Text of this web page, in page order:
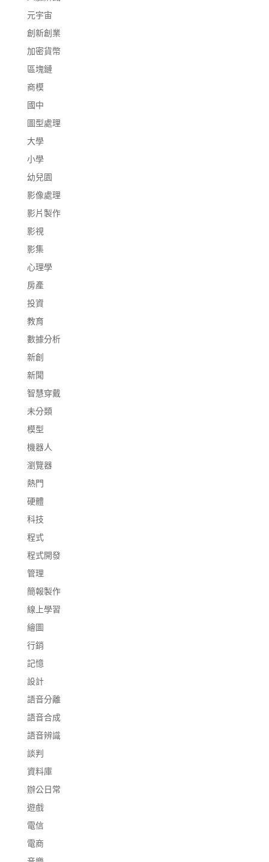
元宇宙
創新創業
加密貨幣
區塊鏈
商模
國中
圖型處理
大學
小學
幼兒園
影像處理
影片製作
影視
影集
心理學
房產
投資
教育
數據分析
新創
新聞
智慧穿戴
未分類
模型
機器人
瀏覽器
熱門
硬體
科技
程式
程式開發
管理
簡報製作
線上學習
繪圖
行銷
記憶
設計
語音分離
語音合成
語音辨識
談判
資料庫
辦公日常
遊戲
電信
電商